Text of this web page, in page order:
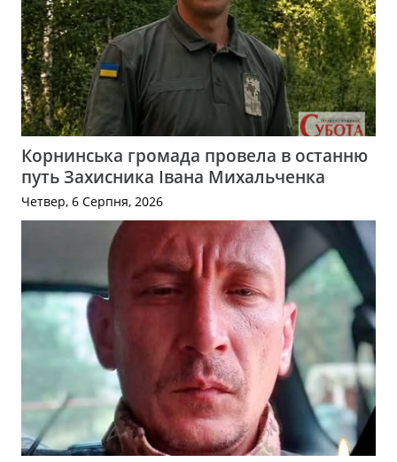
Корнинська громада провела в останню
путь Захисника Івана Михальченка
Четвер, 6 Серпня, 2026